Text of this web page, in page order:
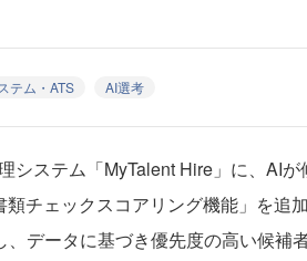
テム・ATS AI選考
システム「MyTalent Hire」に、AI
チェックスコアリング機能」を追
データに基づき優先度の高い候補